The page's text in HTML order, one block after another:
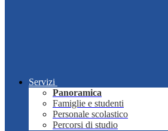
Servizi
Panoramica
Famiglie e studenti
Personale scolastico
Percorsi di studio